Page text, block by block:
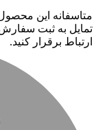
متاسفانه این
تمایل به ثبت
ارتباط برقرار کنید.